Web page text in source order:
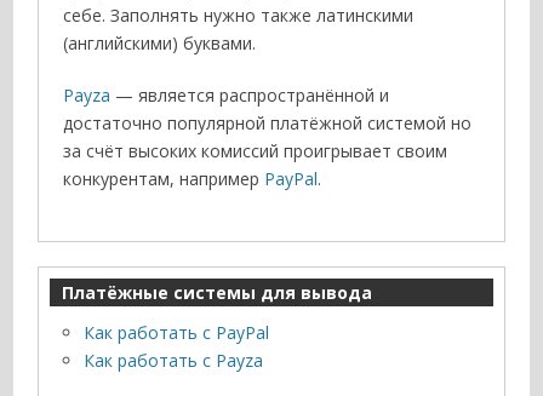
себе. Заполнять нужно также латинскими
(английскими) буквами.
Payza — является распространённой и
достаточно популярной платёжной системой но
за счёт высоких комиссий проигрывает своим
конкурентам, например PayPal.
Платёжные системы для вывода
Как работать с PayPal
Как работать с Payza